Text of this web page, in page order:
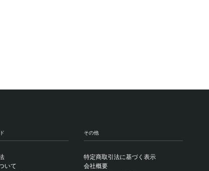
いて
その他
特定商取引法に基づく表示
会社概要